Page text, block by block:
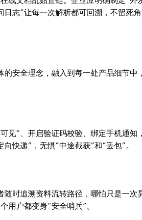
志”让每一次解析都可回溯，不留死角
安全理念，融入到每一处产品细节中，
见”、开启验证码校验、绑定手机通知，
快递”，无惧“中途截获”和“丢包”。
时追溯资料流转路径，哪怕只是一次
用户都变身“安全哨兵”。